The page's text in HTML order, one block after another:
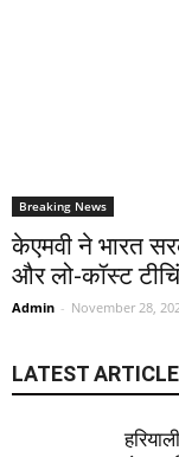
Breaking News
केएमवी ने भारत
और लो-कॉस्ट
Admin - November 28,
LATEST ARTICLE